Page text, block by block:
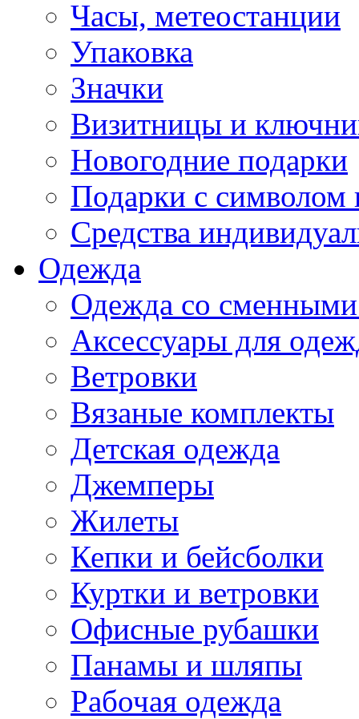
Часы, метеостанции
Упаковка
Значки
Визитницы и
Новогодние подарки
Подарки с символом
Средства
Одежда
Одежда со сменными
Аксессуары для
Ветровки
Вязаные комплекты
Детская одежда
Джемперы
Жилеты
Кепки и бейсболки
Куртки и ветровки
Офисные рубашки
Панамы и шляпы
Рабочая одежда